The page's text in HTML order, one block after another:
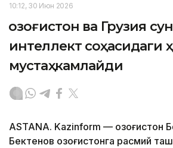
10:12, 30 Июн 2026
Қозоғистон ва Грузия
интеллект соҳасидаги
мустаҳкамлайди
ASTANA. Kazinform — Қозоғистон
Бектенов Қозоғистонга расмий